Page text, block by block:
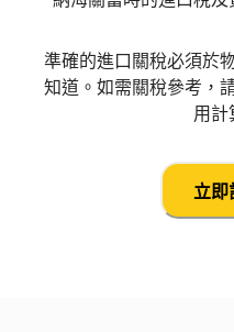
準確的進口關稅必須於
知道。如需關稅參考，
用計
立即